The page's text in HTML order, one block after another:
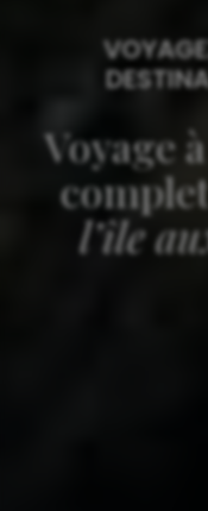
Voyage
l’île